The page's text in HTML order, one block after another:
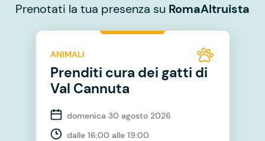
Prenotati la tua presenza su RomaAltruista
ANIMALI
Prenditi cura dei gatti di
Val Cannuta
domenica 30 agosto 2026
dalle 16:00 alle 19:00